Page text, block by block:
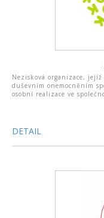
Nezisková organizace,
duševním onemocněním
osobní realizace ve
DETAIL